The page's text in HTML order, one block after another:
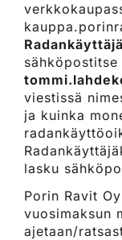
viestissä
ja kuinka
lasku
Porin Ravit
vuosimaksun
ajetaan/